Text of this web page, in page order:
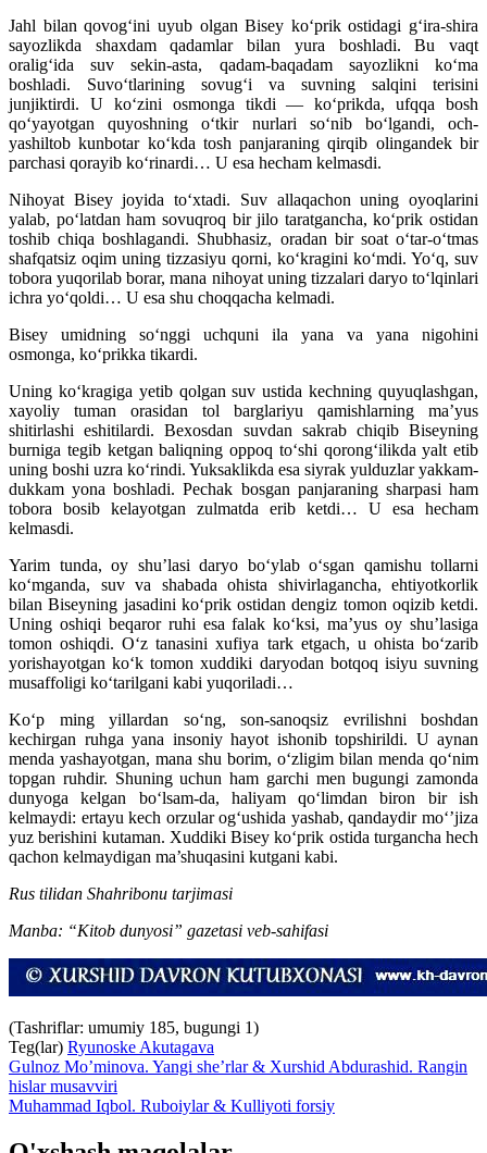
Jahl bilan qovog‘ini uyub olgan Bisey ko‘prik ostidagi g‘ira-shira
sayozlikda shaxdam qadamlar bilan yura boshladi. Bu vaqt
oralig‘ida suv sekin-asta, qadam-baqadam sayozlikni ko‘ma
boshladi. Suvo‘tlarining sovug‘i va suvning sal­qini terisini
junjiktirdi. U ko‘zini osmonga tikdi — ko‘prikda, ufqqa bosh
qo‘yayotgan quyoshning o‘tkir nurlari so‘nib bo‘lgandi, och-
yashiltob kunbotar ko‘kda tosh panjaraning qirqib olingandek bir
parchasi qorayib ko‘rinardi… U esa hecham kelmasdi.
Nihoyat Bisey joyida to‘xtadi. Suv allaqachon uning oyoqlarini
yalab, po‘latdan ham sovuqroq bir jilo taratgancha, ko‘prik ostidan
toshib chiqa boshlagandi. Shubhasiz, oradan bir soat o‘tar-o‘tmas
shaf­qatsiz oqim uning tizzasiyu qorni, ko‘kragini ko‘mdi. Yo‘q, suv
tobora yuqorilab borar, mana nihoyat uning tizzalari daryo to‘lqinlari
ichra yo‘qoldi… U esa shu choqqacha kelmadi.
Bisey umidning so‘nggi uchquni ila yana va yana nigohini
osmonga, ko‘prikka tikardi.
Uning ko‘kragiga yetib qolgan suv ustida kechning quyuqlashgan,
xayoliy tuman orasidan tol barglariyu qamishlarning ma’yus
shitirlashi eshitilardi. Bexosdan suvdan sakrab chiqib Biseyning
burniga tegib ketgan baliqning oppoq to‘shi qorong‘ilikda yalt etib
uning boshi uzra ko‘rindi. Yuksaklikda esa siyrak yulduzlar yakkam-
dukkam yona boshladi. Pechak bosgan panjaraning sharpasi ham
tobora bosib kelayotgan zulmatda erib ketdi… U esa hecham
kelmasdi.
Yarim tunda, oy shu’lasi daryo bo‘ylab o‘sgan qamishu tollarni
ko‘mganda, suv va shabada ohista shivirlagancha, ehtiyotkorlik
bilan Biseyning jasadini ko‘prik ostidan dengiz tomon oqizib ketdi.
Uning oshiqi beqaror ruhi esa falak ko‘ksi, ma’yus oy shu’lasiga
tomon oshiqdi. O‘z tanasini xufiya tark etgach, u ohista bo‘zarib
yorishayotgan ko‘k tomon xuddiki daryodan botqoq isiyu suvning
musaffoligi ko‘tarilgani kabi yuqoriladi…
Ko‘p ming yillardan so‘ng, son-sanoqsiz evrilishni boshdan
kechirgan ruhga yana insoniy hayot ishonib topshirildi. U aynan
menda yashayotgan, mana shu borim, o‘zligim bilan menda qo‘nim
topgan ruhdir. Shuning uchun ham garchi men bugungi zamonda
dunyoga kelgan bo‘lsam-da, haliyam qo‘limdan biron bir ish
kelmaydi: ertayu kech orzular og‘ushida yashab, qandaydir mo‘’jiza
yuz berishini kutaman. Xuddiki Bisey ko‘prik ostida turgancha hech
qachon kelmaydigan ma’shuqasini kutgani kabi.
Rus tilidan Shahribonu tarjimasi
Manba: “Kitob dunyosi” gazetasi veb-sahifasi
(Tashriflar: umumiy 185, bugungi 1)
Teg(lar) Ryunoske Akutagava
Gulnoz Mo’minova. Yangi she’rlar & Xurshid Abdurashid. Rangin
hislar musavviri
Muhammad Iqbol. Ruboiylar & Kulliyoti forsiy